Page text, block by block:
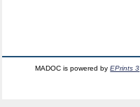
MADOC is powered byEPrints 3